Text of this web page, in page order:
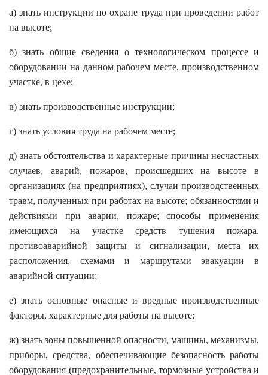
а) знать инструкции по охране труда при проведении работ
на высоте;
б) знать общие сведения о технологическом процессе и
оборудовании на данном рабочем месте, производственном
участке, в цехе;
в) знать производственные инструкции;
г) знать условия труда на рабочем месте;
д) знать обстоятельства и характерные причины несчастных
случаев, аварий, пожаров, происшедших на высоте в
организациях (на предприятиях), случаи производственных
травм, полученных при работах на высоте; обязанностями и
действиями при аварии, пожаре; способы применения
имеющихся на участке средств тушения пожара,
противоаварийной защиты и сигнализации, места их
расположения, схемами и маршрутами эвакуации в
аварийной ситуации;
е) знать основные опасные и вредные производственные
факторы, характерные для работы на высоте;
ж) знать зоны повышенной опасности, машины, механизмы,
приборы, средства, обеспечивающие безопасность работы
оборудования (предохранительные, тормозные устройства и